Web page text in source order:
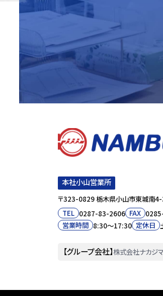
本社小山営業所
〒323-0829 栃木県小山市東城南
TEL 0287-83-2606 FAX
営業時間 8:30〜17:30 定休日
【グループ会社】 株式会社ナカジ